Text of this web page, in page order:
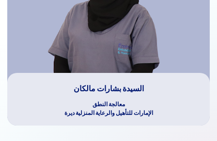
السيدة بشارات مالكان
معالجة النطق
الإمارات للتأهيل والرعاية المنزلية ديرة